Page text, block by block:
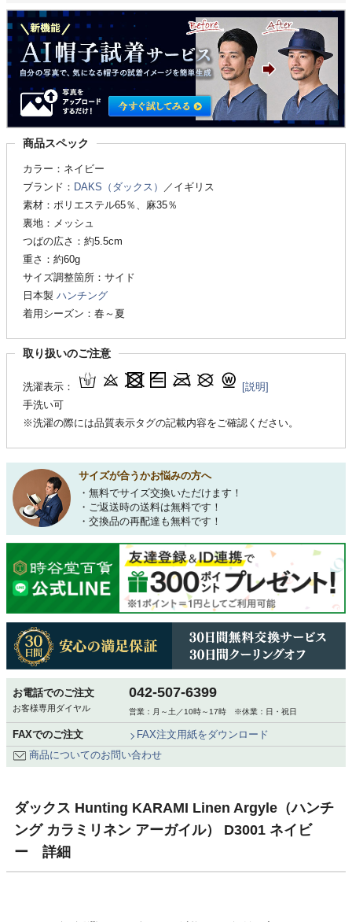
商品スペック
カラー：ネイビー
ブランド： DAKS（ダックス）
／イギリス
素材：ポリエステル65％、麻35％
裏地：メッシュ
つばの広さ：約5.5cm
重さ：約60g
サイズ調整箇所：サイド
日本製 ハンチング
着用シーズン：春～夏
取り扱いのご注意
洗濯表示：
[説明]
手洗い可
※洗濯の際には品質表示タグの記載内容をご確認ください。
サイズが合うかお悩みの方へ
・無料でサイズ交換いただけます！
・ご返送時の送料は無料です！
・交換品の再配達も無料です！
お電話でのご注文
お客様専用ダイヤル
042-507-6399
営業：月～土／10時～17時 ※休業：日・祝日
FAXでのご注文
FAX注文用紙をダウンロード
商品についてのお問い合わせ
ダックス Hunting KARAMI Linen Argyle（ハンチ
ング カラミリネン アーガイル） D3001 ネイビ
ー 詳細